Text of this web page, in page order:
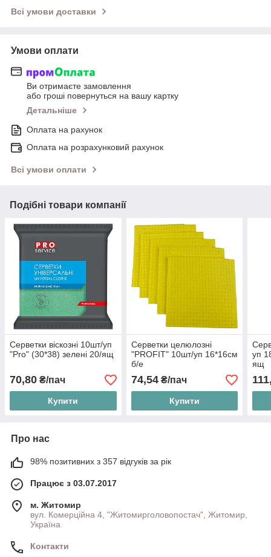
Всі умови доставки
Умови оплати
Ви отримаєте замовлення
або гроші повернуться на вашу картку
Детальніше
Оплата на рахунок
Оплата на розрахунковий рахунок
Всі умови оплати
Подібні товари компанії
Серветки віскозні 10шт/уп
"Pro" (30*38) зелені 20/ящ
70,80 ₴/пач
Купити
Серветки целюлозні
"PROFIT" 10шт/уп 16*16см
б/е
74,54₴/пач
Купити
уп
ящ
Про нас
98% позитивних з 357 відгуків за рік
Працює з 03.07.2017
м. Житомир
вул. Комерційна 4, "Житомирголовопостач", Житомир,
Україна
Контакти